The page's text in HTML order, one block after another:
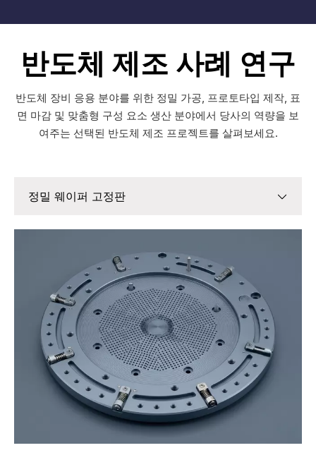
반도체 제조 사례 연구
반도체 장비 응용 분야를 위한 정밀 가공, 프로토타입 제작, 표
면 마감 및 맞춤형 구성 요소 생산 분야에서 당사의 역량을 보
여주는 선택된 반도체 제조 프로젝트를 살펴보세요.
정밀 웨이퍼 고정판
진공 장비 부품
반도체 시스템용 장비 하우징
장비 개발용 프로토타입 치구
정밀 장착 브래킷